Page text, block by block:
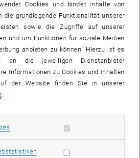
zu menschlichen Stars von PC's
laut jüngsten Studien auch eine
die Industrie dar. Eine besondere Attraktion
"humanoiden" Roboter.
2008
und Robotertechnik (IHRT) der TU
Cookies und bindet Inhalte von
die grundlegende Funktionalität unserer
sowie die Zugriffe auf unserer
und um Funktionen für soziale Medien
anbieten zu können. Hierzu ist es
an die jeweiligen Dienstanbieter
Informationen zu Cookies und Inhalten
der Website finden Sie in unserer
.
Erforderliche Cookies zulassen
Statistik Cookies zulassen